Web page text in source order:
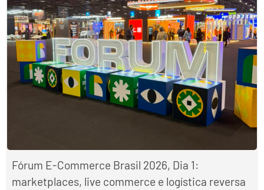
Fórum E-Commerce Brasil 2026, Dia 1:
marketplaces, live commerce e logística reversa